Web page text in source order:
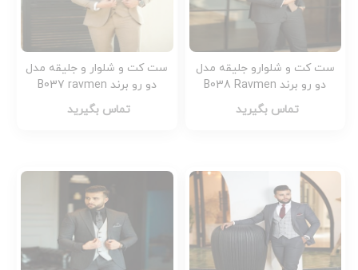
ست کت و شلوارو جلیقه مدل
دو رو برند B038 Ravmen
تماس بگیرید
ست کت و شلوار و جلیقه مدل
دو رو برند B037 ravmen
تماس بگیرید